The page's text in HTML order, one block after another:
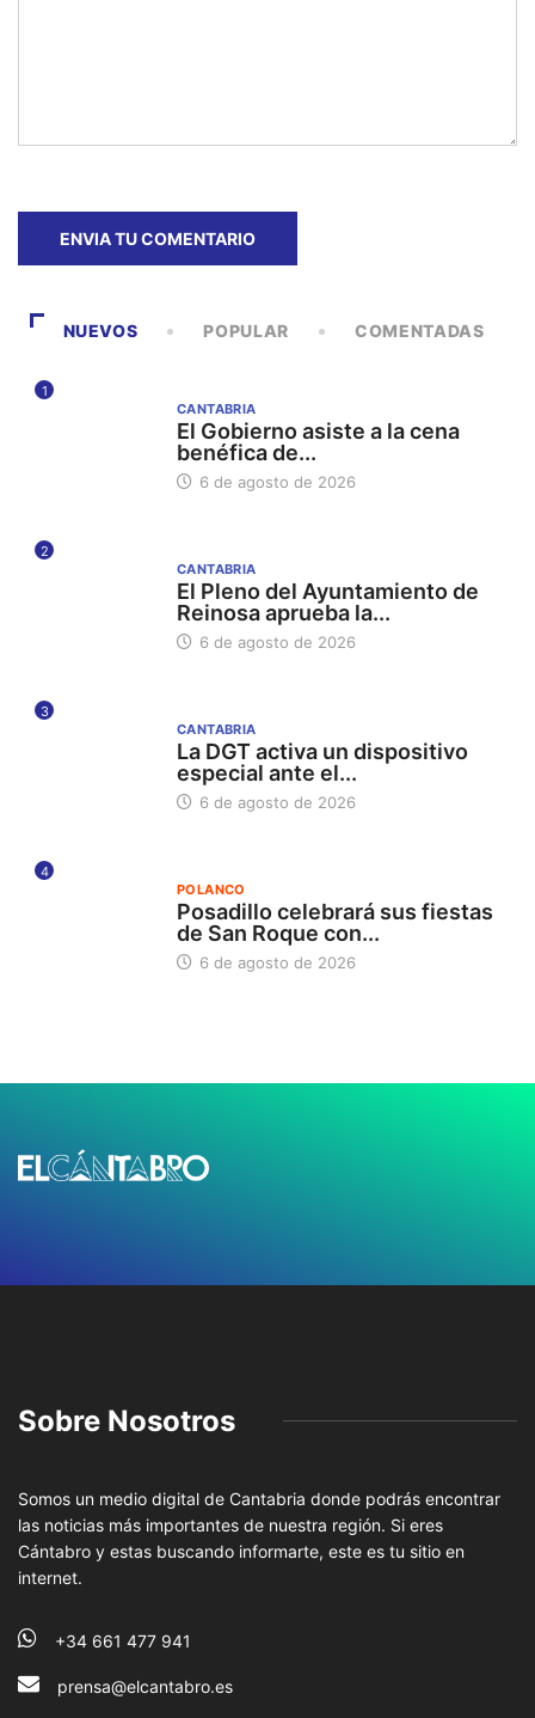
NUEVOS POPULAR COMENTADAS
1
CANTABRIA
El Gobierno asiste a la cena
benéfica de...
6 de agosto de 2026
2
CANTABRIA
El Pleno del Ayuntamiento de
Reinosa aprueba la...
6 de agosto de 2026
3
CANTABRIA
La DGT activa un dispositivo
especial ante el...
6 de agosto de 2026
4
POLANCO
Posadillo celebrará sus fiestas
de San Roque con...
6 de agosto de 2026
Sobre Nosotros
Somos un medio digital de Cantabria donde podrás encontrar
las noticias más importantes de nuestra región. Si eres
Cántabro y estas buscando informarte, este es tu sitio en
internet.
+34 661 477 941
prensa@elcantabro.es